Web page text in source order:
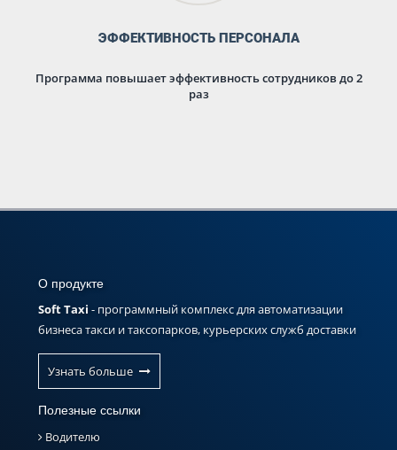
ЭФФЕКТИВНОСТЬ ПЕРСОНАЛА
Программа повышает эффективность сотрудников до 2
раз
О продукте
Soft Taxi - программный комплекс для автоматизации
бизнеса такси и таксопарков, курьерских служб доставки
Узнать больше
Полезные ссылки
Водителю